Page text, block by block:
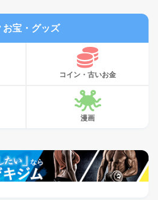
お宝・グッズ
コイン・古いお金
漫画